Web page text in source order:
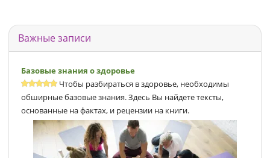
Важные записи
Базовые знания о здоровье
Чтобы разбираться в здоровье, необходимы
обширные базовые знания. Здесь Вы найдете тексты,
основанные на фактах, и рецензии на книги.